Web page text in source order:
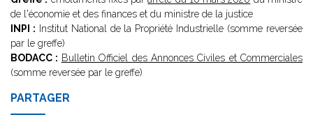
de l'économie et des finances et du ministre de la justice
INPI : Institut National de la Propriété Industrielle (somme reversée
par le greffe)
BODACC : Bulletin Officiel des Annonces Civiles et Commerciales
(somme reversée par le greffe)
PARTAGER